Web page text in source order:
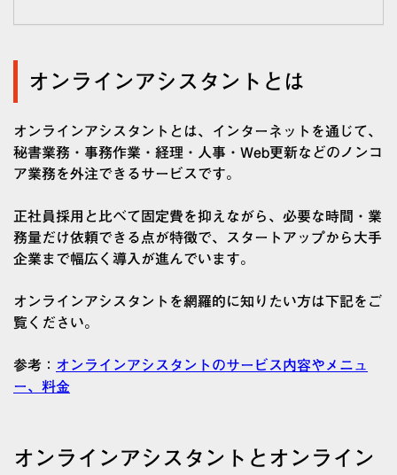
オンラインアシスタントとは
オンラインアシスタントとは、インターネットを通じて、
秘書業務・事務作業・経理・人事・Web更新などのノンコ
ア業務を外注できるサービスです。
正社員採用と比べて固定費を抑えながら、必要な時間・業
務量だけ依頼できる点が特徴で、スタートアップから大手
企業まで幅広く導入が進んでいます。
オンラインアシスタントを網羅的に知りたい方は下記をご
覧ください。
参考： オンラインアシスタントのサービス内容やメニュ
ー、料金
オンラインアシスタントとオンライン